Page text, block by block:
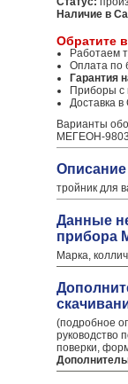
Наличие в
Обратите
Работаем
Оплата по
Гарантия
Приборы с
Доставка в
Варианты
МЕГЕОН-
тройник для
Данные
прибора
Марка,
(подробное
руководство
поверки,